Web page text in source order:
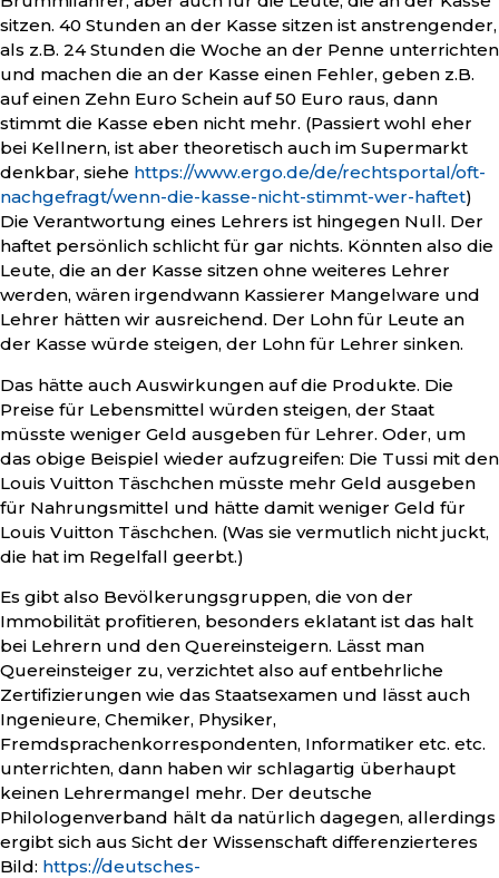
sitzen. 40 Stunden an der Kasse sitzen ist anstrengender,
als z.B. 24 Stunden die Woche an der Penne unterrichten
und machen die an der Kasse einen Fehler, geben z.B.
auf einen Zehn Euro Schein auf 50 Euro raus, dann
stimmt die Kasse eben nicht mehr. (Passiert wohl eher
bei Kellnern, ist aber theoretisch auch im Supermarkt
denkbar, siehe https://www.ergo.de/de/rechtsportal/oft-
nachgefragt/wenn-die-kasse-nicht-stimmt-wer-haftet)
Die Verantwortung eines Lehrers ist hingegen Null. Der
haftet persönlich schlicht für gar nichts. Könnten also die
Leute, die an der Kasse sitzen ohne weiteres Lehrer
werden, wären irgendwann Kassierer Mangelware und
Lehrer hätten wir ausreichend. Der Lohn für Leute an
der Kasse würde steigen, der Lohn für Lehrer sinken.
Das hätte auch Auswirkungen auf die Produkte. Die
Preise für Lebensmittel würden steigen, der Staat
müsste weniger Geld ausgeben für Lehrer. Oder, um
das obige Beispiel wieder aufzugreifen: Die Tussi mit den
Louis Vuitton Täschchen müsste mehr Geld ausgeben
für Nahrungsmittel und hätte damit weniger Geld für
Louis Vuitton Täschchen. (Was sie vermutlich nicht juckt,
die hat im Regelfall geerbt.)
Es gibt also Bevölkerungsgruppen, die von der
Immobilität profitieren, besonders eklatant ist das halt
bei Lehrern und den Quereinsteigern. Lässt man
Quereinsteiger zu, verzichtet also auf entbehrliche
Zertifizierungen wie das Staatsexamen und lässt auch
Ingenieure, Chemiker, Physiker,
Fremdsprachenkorrespondenten, Informatiker etc. etc.
unterrichten, dann haben wir schlagartig überhaupt
keinen Lehrermangel mehr. Der deutsche
Philologenverband hält da natürlich dagegen, allerdings
ergibt sich aus Sicht der Wissenschaft differenzierteres
Bild: https://deutsches-